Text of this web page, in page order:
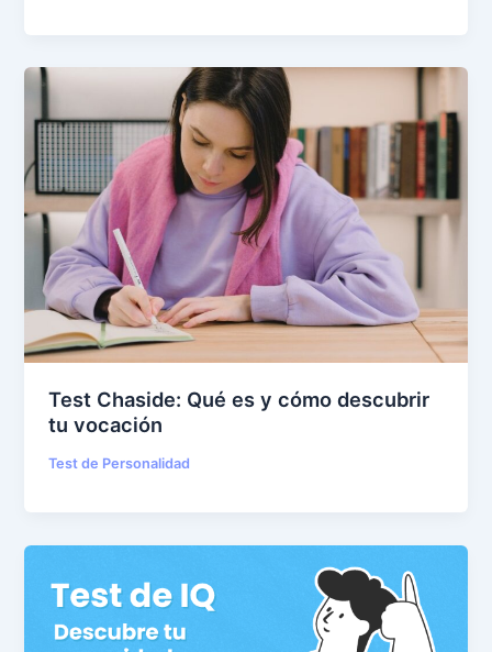
Test Chaside: Qué es y cómo descubrir
tu vocación
Test de Personalidad